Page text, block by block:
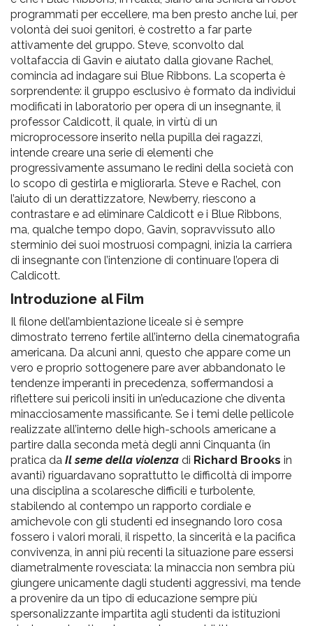
programmati per eccellere, ma ben presto anche lui, per
volontà dei suoi genitori, è costretto a far parte
attivamente del gruppo. Steve, sconvolto dal
voltafaccia di Gavin e aiutato dalla giovane Rachel,
comincia ad indagare sui Blue Ribbons. La scoperta è
sorprendente: il gruppo esclusivo è formato da individui
modificati in laboratorio per opera di un insegnante, il
professor Caldicott, il quale, in virtù di un
microprocessore inserito nella pupilla dei ragazzi,
intende creare una serie di elementi che
progressivamente assumano le redini della società con
lo scopo di gestirla e migliorarla. Steve e Rachel, con
l’aiuto di un derattizzatore, Newberry, riescono a
contrastare e ad eliminare Caldicott e i Blue Ribbons,
ma, qualche tempo dopo, Gavin, sopravvissuto allo
sterminio dei suoi mostruosi compagni, inizia la carriera
di insegnante con l’intenzione di continuare l’opera di
Caldicott.
Introduzione al Film
Il filone dell’ambientazione liceale si è sempre
dimostrato terreno fertile all’interno della cinematografia
americana. Da alcuni anni, questo che appare come un
vero e proprio sottogenere pare aver abbandonato le
tendenze imperanti in precedenza, soffermandosi a
riflettere sui pericoli insiti in un’educazione che diventa
minacciosamente massificante. Se i temi delle pellicole
realizzate all’interno delle high-schools americane a
partire dalla seconda metà degli anni Cinquanta (in
pratica da Il seme della violenza di Richard Brooks in
avanti) riguardavano soprattutto le difficoltà di imporre
una disciplina a scolaresche difficili e turbolente,
stabilendo al contempo un rapporto cordiale e
amichevole con gli studenti ed insegnando loro cosa
fossero i valori morali, il rispetto, la sincerità e la pacifica
convivenza, in anni più recenti la situazione pare essersi
diametralmente rovesciata: la minaccia non sembra più
giungere unicamente dagli studenti aggressivi, ma tende
a provenire da un tipo di educazione sempre più
spersonalizzante impartita agli studenti da istituzioni